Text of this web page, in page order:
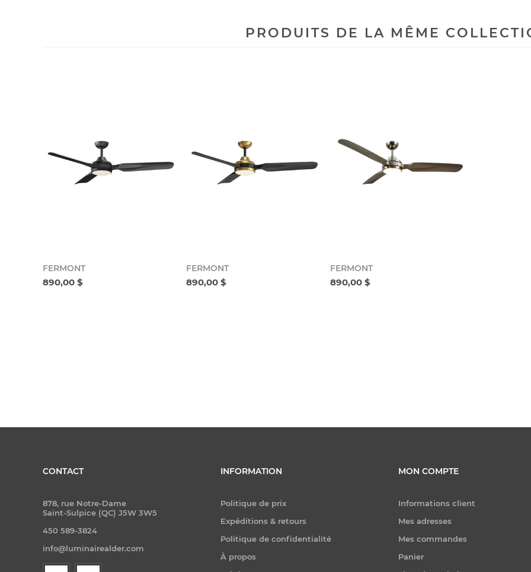
PRODUITS DE LA MÊME
FERMONT
890,00 $
FERMONT
890,00 $
FERMONT
890,00 $
CONTACT
878, rue Notre-Dame
Saint-Sulpice (QC) J5W 3W5
450 589-3824
info@luminairealder.com
INFORMATION
Politique de prix
Expéditions & retours
Politique de confidentialité
À propos
MON COMPTE
Informations client
Mes adresses
Mes commandes
Panier